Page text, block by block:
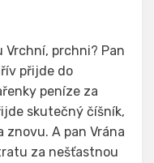
prchni? Pan
přijde do
peníze za
skutečný číšník,
znovu. A pan Vrána
za nešťastnou